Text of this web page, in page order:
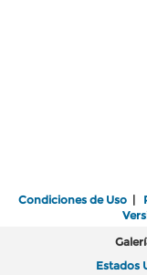
Condiciones de Uso |
Estados